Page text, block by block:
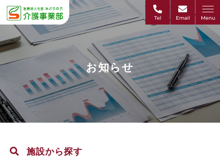
お知らせ
施設から探す